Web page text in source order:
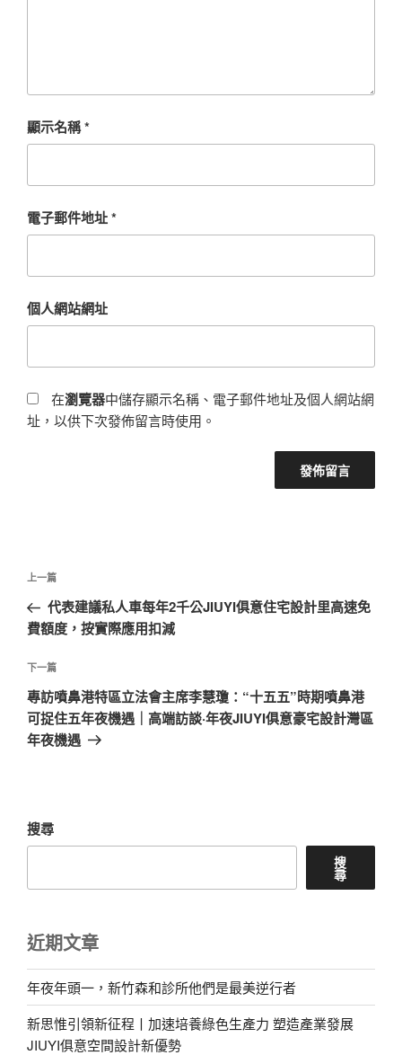
顯示名稱*
電子郵件地址*
個人網站網址
在瀏覽器中儲存顯示名稱、電子郵件地址及個人網站網
址，以供下次發佈留言時使用。
文
導
覽
上
一
篇
章
上一篇
代表建議私人車每年2千公JIUYI俱意住宅設計里高速免
費額度，按實際應用扣減
下
一
篇
文
下一篇
專訪噴鼻港特區立法會主席李慧瓊：“十五五”時期噴鼻港
可捉住五年夜機遇｜高端訪談·年夜JIUYI俱意豪宅設計灣區
年夜機遇
搜尋
搜
尋
近期文章
年夜年頭一，新竹森和診所他們是最美逆行者
新思惟引領新征程丨加速培養綠色生產力 塑造產業發展
JIUYI俱意空間設計新優勢